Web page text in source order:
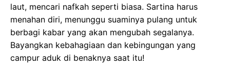
laut, mencari nafkah seperti biasa. Sartina harus
menahan diri, menunggu suaminya pulang untuk
berbagi kabar yang akan mengubah segalanya.
Bayangkan kebahagiaan dan kebingungan yang
campur aduk di benaknya saat itu!